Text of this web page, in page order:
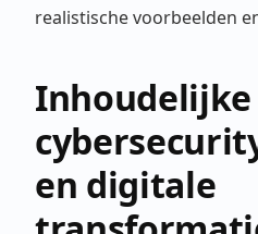
realistische voorbeelden
en digitale